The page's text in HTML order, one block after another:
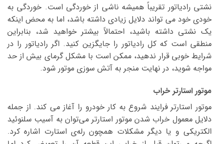
نشتی رادیاتور تقریباً همیشه ناشی از خوردگی است. خوردگی به
خودی خود می تواند دلایل زیادی داشته باشد، اما به محض اینکه
یک نشتی داشته باشید، احتمالاً بیشتر خواهید شد، بنابراین
منطقی است که کل رادیاتور را جایگزین کنید. اگر رادیاتور را در
شرایط خوبی قرار ندهید، ممکن است با مشکل گرمای بیش از حد
مواجه شوید، در نهایت منجر به آتش سوزی موتور شود.
موتور استارتر خراب
موتور استارتر فرایند شروع به کار خودرو را آغاز می کند. از جمله
دلایل معمول خراب شدن موتور استارتر می‌توان به آسیب سلنوئید
الکتریکی و یا دیگر مشکلات همچون رله‌ی استارت اشاره کرد.